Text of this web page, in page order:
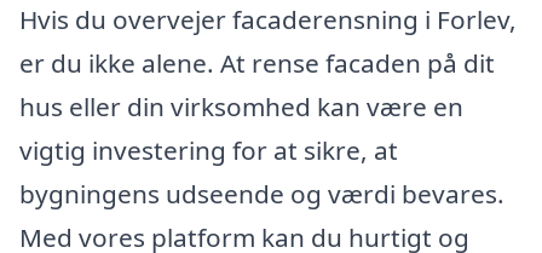
Hvis du overvejer facaderensning i Forlev,
er du ikke alene. At rense facaden på dit
hus eller din virksomhed kan være en
vigtig investering for at sikre, at
bygningens udseende og værdi bevares.
Med vores platform kan du hurtigt og